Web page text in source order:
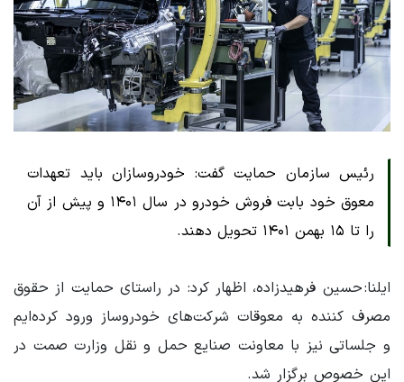
رئیس سازمان حمایت گفت: خودروسازان باید تعهدات
معوق خود بابت فروش خودرو در سال ۱۴۰۱ و پیش از آن
را تا ۱۵ بهمن ۱۴۰۱ تحویل دهند.
ایلنا: حسین فرهیدزاده‌، اظهار کرد: در راستای حمایت از حقوق
مصرف کننده به معوقات شرکت‌های خودروساز ورود کرده‌ایم
و جلساتی نیز با معاونت صنایع حمل و نقل وزارت صمت در
این خصوص برگزار شد.